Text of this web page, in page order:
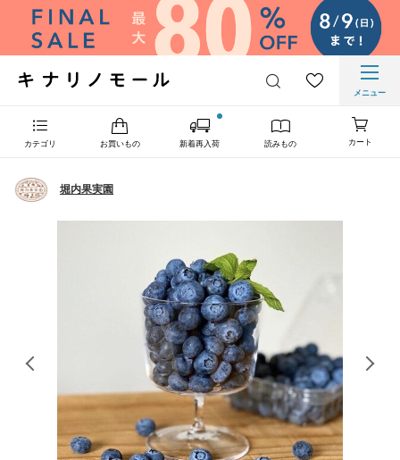
メニュー
カテゴリ お買いもの 新着再入荷 読みもの カート
堀内果実園